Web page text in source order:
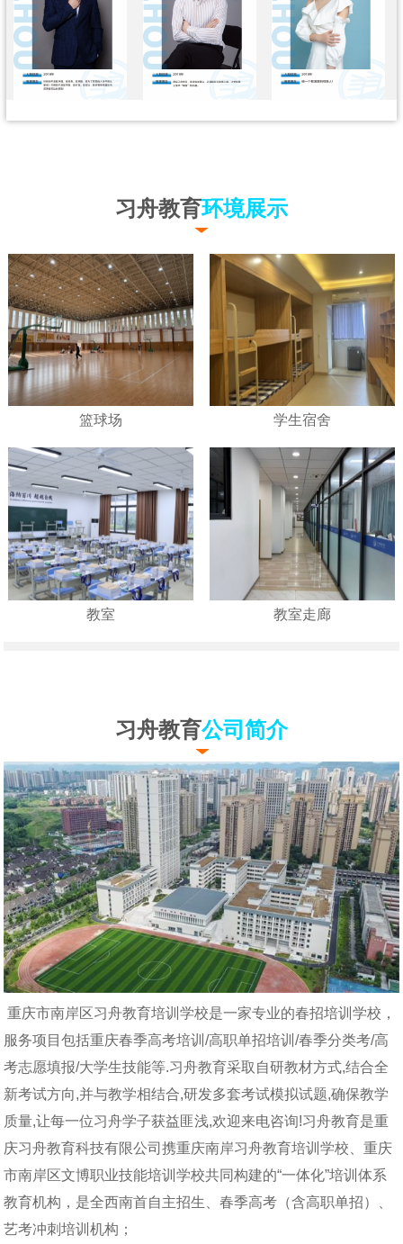
习舟教育环境展示
篮球场 学生宿舍
教室 教室走廊
习舟教育公司简介
重庆市南岸区习舟教育培训学校是一家专业的春招培训学校，
服务项目包括重庆春季高考培训/高职单招培训/春季分类考/高
考志愿填报/大学生技能等.习舟教育采取自研教材方式,结合全
新考试方向,并与教学相结合,研发多套考试模拟试题,确保教学
质量,让每一位习舟学子获益匪浅,欢迎来电咨询!习舟教育是重
庆习舟教育科技有限公司携重庆南岸习舟教育培训学校、重庆
市南岸区文博职业技能培训学校共同构建的“一体化”培训体系
教育机构，是全西南首自主招生、春季高考（含高职单招）、
艺考冲刺培训机构；